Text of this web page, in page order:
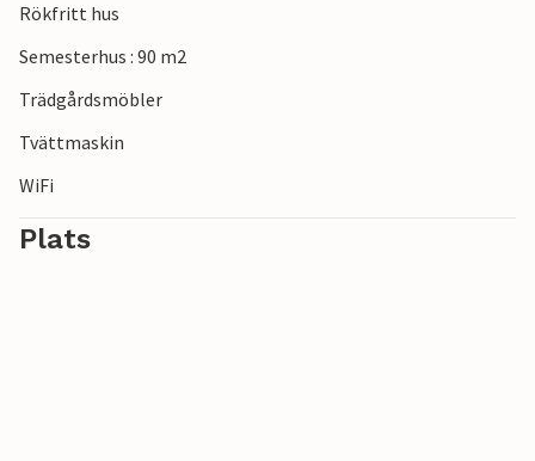
Rökfritt hus
Semesterhus : 90 m2
Trädgårdsmöbler
Tvättmaskin
WiFi
Plats